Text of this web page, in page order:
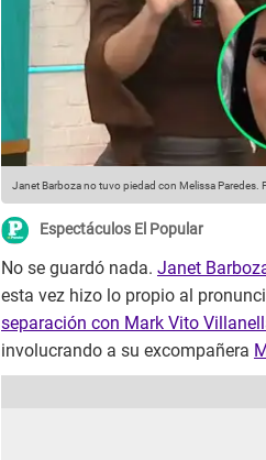
Janet Barboza no tuvo piedad con Melissa Paredes.
Espectáculos El Popular
No se guardó nada. Janet
esta vez hizo lo propio al
separación con Mark Vito
involucrando a su excompañera